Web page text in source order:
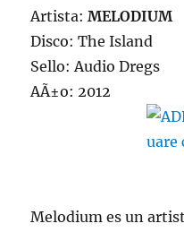
Artista:MELODIUM
Disco: The Island
Sello: Audio Dregs
AÃ±o: 2012
Melodium es un